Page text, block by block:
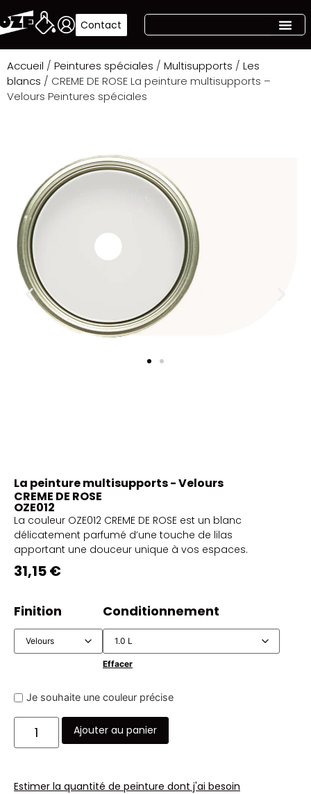
Contact
Accueil / Peintures spéciales / Multisupports / Les
blancs / CREME DE ROSE La peinture multisupports –
Velours Peintures spéciales
La peinture multisupports - Velours
CREME DE ROSE
OZE012
La couleur OZE012 CREME DE ROSE est un blanc
délicatement parfumé d’une touche de lilas
apportant une douceur unique à vos espaces.
31,15 €
Finition Conditionnement
Effacer
Je souhaite une couleur précise
Ajouter au panier
Estimer la quantité de peinture dont j'ai besoin